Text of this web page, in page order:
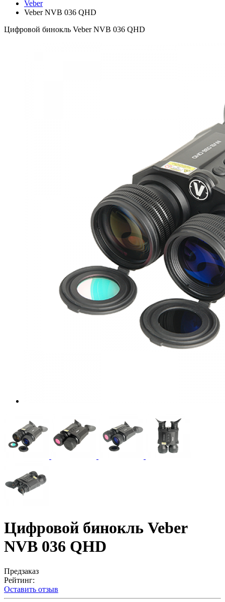
Veber
Veber NVB 036 QHD
Цифровой бинокль Veber NVB 036 QHD
Цифровой бинокль Veber
NVB 036 QHD
Предзаказ
Рейтинг:
Оставить отзыв